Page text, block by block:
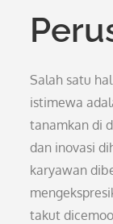
Salah satu
istimewa
tanamkan di
dan inovasi
karyawan
takut